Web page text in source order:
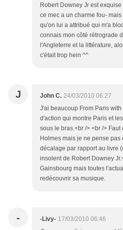
Robert Downey Jr est
ce mec a un charme fou-
qu'on lui a attribué qui m'a
connais mon côté rétrograde
l'Angleterre et la littérature,
c'était trop hein ^^
J John C. 24/03/2010 06:27
J'ai beaucoup From Paris
d'action qui montre Paris et
sous le bras.<br /> <br />
Holmes mais je ne pense
décalage par rapport au livre
insolent de Robert Downey
Gainsbourg mais toutes
redécouvrir sa musique.
- -Livy- 17/03/2010 06:46